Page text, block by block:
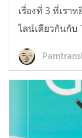
เรื่องที่ 3 ที่เรา
ไลน์เดียวกันกับ